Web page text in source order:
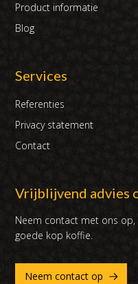
Product informatie
Blog
Services
Referenties
Privacy statement
Contact
Vrijblijvend advies
Neem contact met ons
goede kop koffie.
Neem contact op